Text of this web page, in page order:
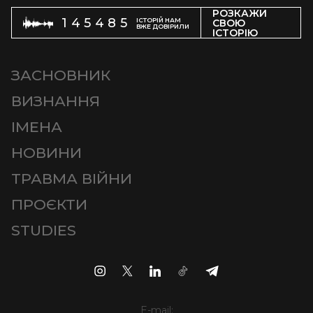
145485
ІСТОРІЙ НАМ
ВЖЕ ДОВІРИЛИ
РОЗКАЖИ
СВОЮ
ІСТОРІЮ
ЗАСНОВНИК
ВИЗНАННЯ
ІМЕНА
НОВИНИ
ТРАВМА ВІЙНИ
ПРОЄКТИ
STUDIES